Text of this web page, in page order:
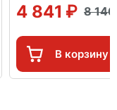
4 841 8
В корзину